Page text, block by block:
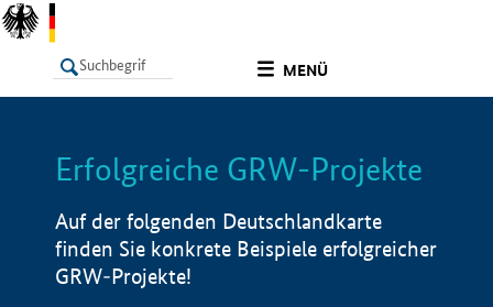
MENÜ
LISTE Info
Erfolgreiche GRW-Projekte
Auf der folgenden Deutschlandkarte
finden Sie konkrete Beispiele erfolgreicher
GRW-Projekte!